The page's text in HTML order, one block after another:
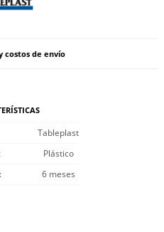
costos de envío
Tableplast
Plástico
6 meses